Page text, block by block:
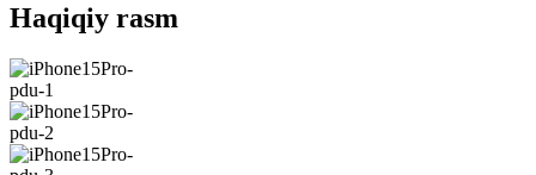
Haqiqiy rasm